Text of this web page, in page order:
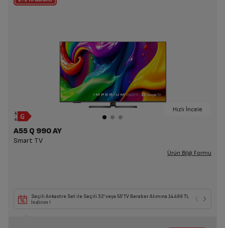
Hızlı İncele
A55 Q 990 AY
Smart TV
Ürün Bilgi Formu
Seçili Ankastre Set ile Seçili 32' veya 55' TV Beraber Alımına 14.499 TL
İndirim !